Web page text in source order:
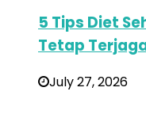
5 Tips Diet
Tetap
July 27, 2026